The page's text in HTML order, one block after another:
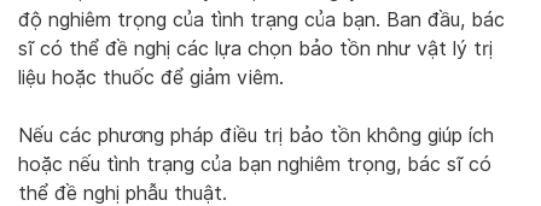
độ nghiêm trọng của tình trạng của bạn. Ban đầu, bác
sĩ có thể đề nghị các lựa chọn bảo tồn như vật lý trị
liệu hoặc thuốc để giảm viêm.
Nếu các phương pháp điều trị bảo tồn không giúp ích
hoặc nếu tình trạng của bạn nghiêm trọng, bác sĩ có
thể đề nghị phẫu thuật.